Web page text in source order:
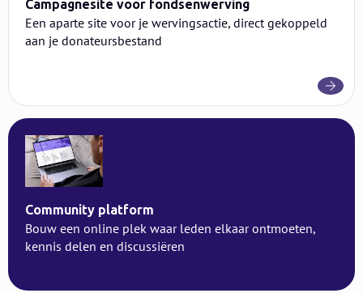
Campagnesite voor fondsenwerving
Een aparte site voor je wervingsactie, direct gekoppeld
aan je donateursbestand
Community platform
Bouw een online plek waar leden elkaar ontmoeten,
kennis delen en discussiëren